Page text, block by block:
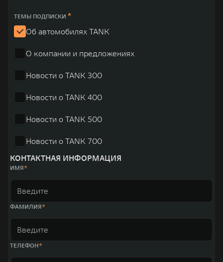
ТЕМЫ ПОДПИСКИ *
Об автомобилях TANK
О компании и предложениях
Новости о TANK 300
Новости о TANK 400
Новости о TANK 500
Новости о TANK 700
КОНТАКТНАЯ ИНФОРМАЦИЯ
ИМЯ
ФАМИЛИЯ
ТЕЛЕФОН